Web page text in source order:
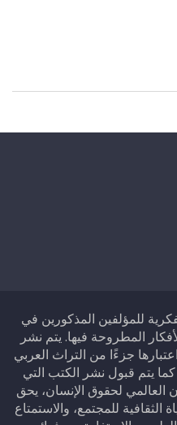
للمؤلفين المذكورين في
المطروحة فيها. يتم نشر
جزءًا من التراث العربي
يتم قبول نشر الكتب التي
العالمي لحقوق الإنسان، يحق
للمجتمع، والاستمتاع